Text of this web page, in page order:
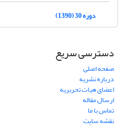
دوره 30 (1390)
دسترسی سریع
صفحه اصلی
درباره نشریه
اعضای هیات تحریریه
ارسال مقاله
تماس با ما
نقشه سایت